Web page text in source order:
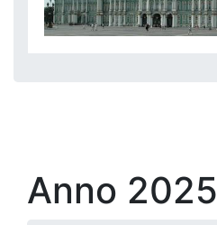
Anno 2025